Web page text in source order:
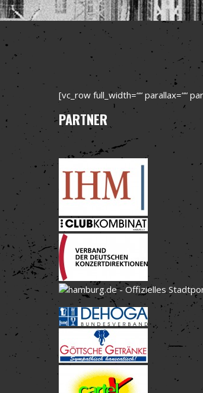
[vc_row full_width=““ parallax=““
PARTNER